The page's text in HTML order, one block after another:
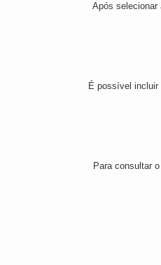
Após selecionar
É possível incluir
Para consultar